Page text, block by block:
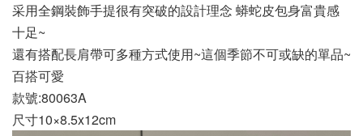
采用全鋼裝飾手提很有突破的設計理念 蟒蛇皮包身富貴感
十足~
還有搭配長肩帶可多種方式使用~這個季節不可或缺的單品~
百搭可愛
款號:80063A
尺寸10×8.5x12cm